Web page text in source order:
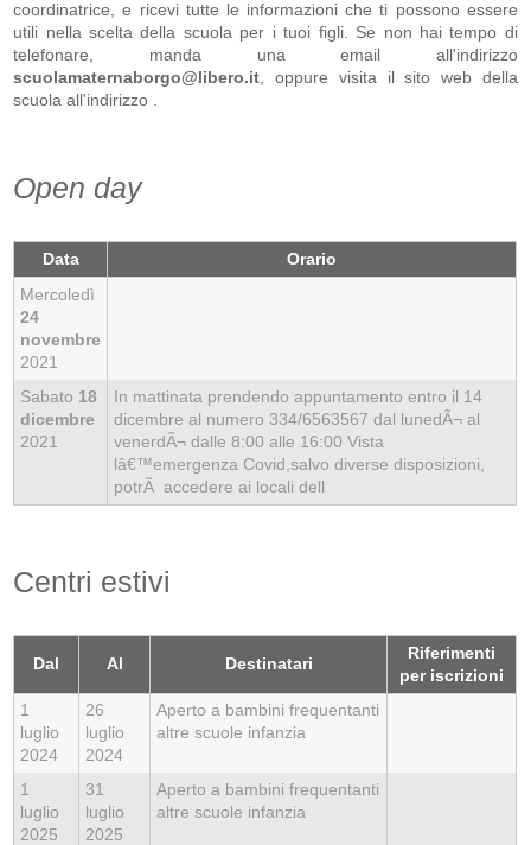
coordinatrice, e ricevi tutte le informazioni che ti possono essere
utili nella scelta della scuola per i tuoi figli. Se non hai tempo di
telefonare, manda una email all'indirizzo
scuolamaternaborgo@libero.it , oppure visita il sito web della
scuola all'indirizzo
Open day
Data
Orario
Mercoledì
24
novembre
2021
Sabato 18
dicembre
2021
In mattinata prendendo appuntamento entro il 14
dicembre al numero 334/6563567 dal lunedÃ¬ al
venerdÃ¬ dalle 8:00 alle 16:00 Vista
lâ€™emergenza Covid,salvo diverse disposizioni,
potrÃ accedere ai locali dell
Centri estivi
Dal Al Destinatari
Riferimenti
per iscrizioni
1
luglio
2024
26
luglio
2024
Aperto a bambini frequentanti
altre scuole infanzia
1
luglio
2025
31
luglio
2025
Aperto a bambini frequentanti
altre scuole infanzia